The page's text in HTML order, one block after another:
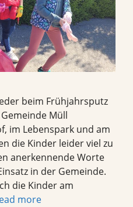
beim Frühjahrsputz
Müll
im Lebenspark und am
die Kinder leider viel zu
anerkennende Worte
in der Gemeinde.
die Kinder am
more